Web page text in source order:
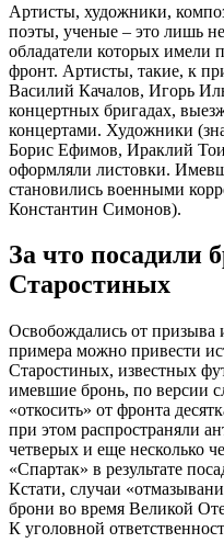
Артисты, художники,
поэты, ученые – это лишь
обладатели которых имели
фронт. Артисты, такие, к
Василий Качалов, Игорь
концертных бригадах,
концертами. Художники
Борис Ефимов, Ираклий
оформляли листовки.
становились военными
Константин Симонов).
За что посадили
Старостиных
Освобождались от призыва
примера можно привести
Старостиных, известных
имевшие бронь, по версии
«откосить» от фронта
при этом распространяли
четверых и еще несколько
«Спартак» в результате
Кстати, случаи
брони во время Великой
К уголовной